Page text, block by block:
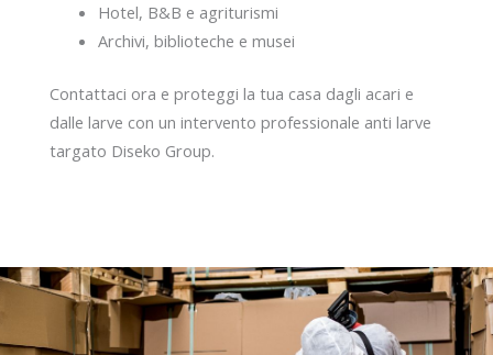
Hotel, B&B e agriturismi
Archivi, biblioteche e musei
Contattaci ora e proteggi la tua casa dagli acari e
dalle larve con un intervento professionale anti larve
targato Diseko Group.